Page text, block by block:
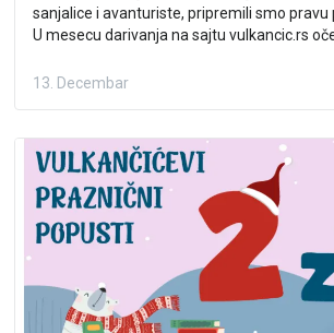
sanjalice i avanturiste, pripremili smo pravu
U mesecu darivanja na sajtu vulkancic.rs
fantastičnih Vulkančićevih serijala.
13. Decembar